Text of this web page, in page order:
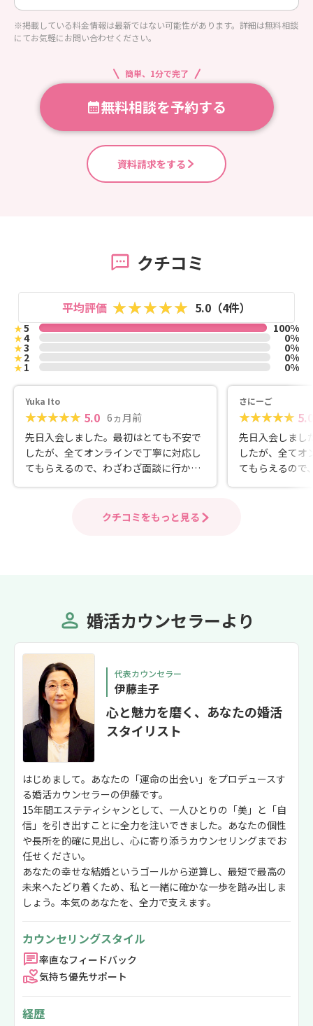
※掲載している料金情報は最新ではない可能性があります。詳細は無料相談
にてお気軽にお問い合わせください。
簡単、1分で完了
無料相談を予約する
資料請求をする
クチコミ
平均評価 5.0（4件）
★5 100%
★4 0%
★3 0%
★2 0%
★1 0%
Yuka Ito
5.0 6ヵ月前
先日入会しました。最初はとても不安で
したが、全てオンラインで丁寧に対応し
てもらえるので、わざわざ面談に行かな
くてもいいし、自分の時間を大切にしな
く入れば良かったです。カウンセラーさ
さにーご
5.0
先日入会しまし
したが、全てオ
てもらえるので
くてもいいし、
クチコミをもっと見る
婚活カウンセラーより
代表カウンセラー
伊藤圭子
心と魅力を磨く、あなたの婚活
スタイリスト
はじめまして。あなたの「運命の出会い」をプロデュースす
る婚活カウンセラーの伊藤です。
15年間エステティシャンとして、一人ひとりの「美」と「自
信」を引き出すことに全力を注いできました。あなたの個性
や長所を的確に見出し、心に寄り添うカウンセリングまでお
任せください。
あなたの幸せな結婚というゴールから逆算し、最短で最高の
未来へたどり着くため、私と一緒に確かな一歩を踏み出しま
しょう。本気のあなたを、全力で支えます。
カウンセリングスタイル
率直なフィードバック
気持ち優先サポート
経歴